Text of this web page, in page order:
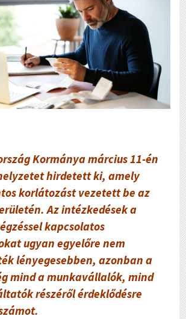
Kormánya március 11-én
hirdetett ki, amely
korlátozást vezetett be az
Az intézkedések a
kapcsolatos
ugyan egyelőre nem
lényegesebben, azonban a
mind a munkavállalók, mind
részéről érdeklődésre